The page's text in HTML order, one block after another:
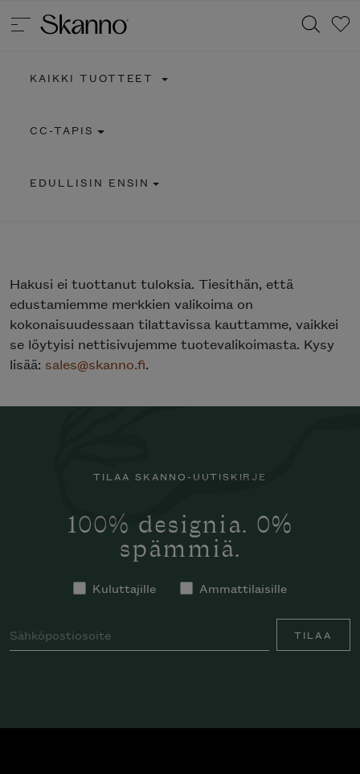
KAIKKI TUOTTEET
CC-TAPIS
EDULLISIN ENSIN
Hakusi ei tuottanut tuloksia. Tiesithän, että
edustamiemme merkkien valikoima on
kokonaisuudessaan tilattavissa kauttamme, vaikkei
se löytyisi nettisivujemme tuotevalikoimasta. Kysy
lisää: sales@skanno.fi.
TILAA SKANNO-UUTISKIRJE
100% designia. 0%
spämmiä.
Kuluttajille Ammattilaisille
TILAA